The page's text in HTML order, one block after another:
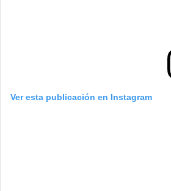
Ver esta publicación en Instagram